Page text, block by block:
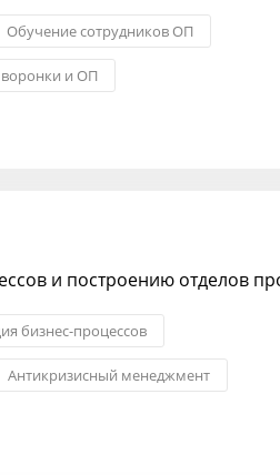
Обучение сотрудников ОП
воронки и ОП
и построению отделов
бизнес-процессов
Антикризисный менеджмент